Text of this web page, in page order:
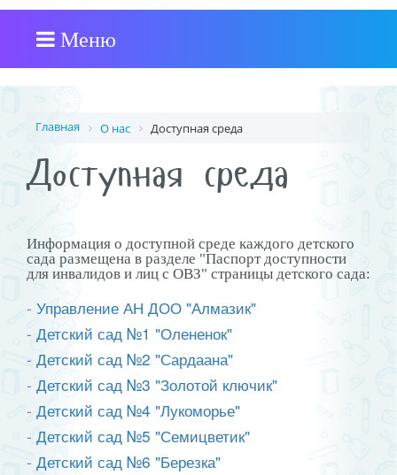
Меню
Главная О нас Доступная среда
Доступная среда
Информация о доступной среде каждого детского
сада размещена в разделе "Паспорт доступности
для инвалидов и лиц с ОВЗ" страницы детского сада:
- Управление АН ДОО "Алмазик"
- Детский сад №1 "Олененок"
- Детский сад №2 "Сардаана"
- Детский сад №3 "Золотой ключик"
- Детский сад №4 "Лукоморье"
- Детский сад №5 "Семицветик"
- Детский сад №6 "Березка"